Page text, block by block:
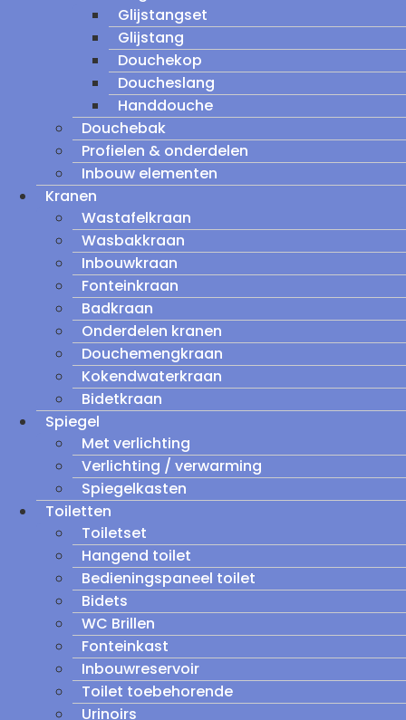
Glijstangset
Glijstang
Douchekop
Doucheslang
Handdouche
Douchebak
Profielen & onderdelen
Inbouw elementen
Kranen
Wastafelkraan
Wasbakkraan
Inbouwkraan
Fonteinkraan
Badkraan
Onderdelen kranen
Douchemengkraan
Kokendwaterkraan
Bidetkraan
Spiegel
Met verlichting
Verlichting / verwarming
Spiegelkasten
Toiletten
Toiletset
Hangend toilet
Bedieningspaneel toilet
Bidets
WC Brillen
Fonteinkast
Inbouwreservoir
Toilet toebehorende
Urinoirs